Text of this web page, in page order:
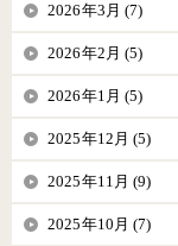
2026年3月 (7)
2026年2月 (5)
2026年1月 (5)
2025年12月 (5)
2025年11月 (9)
2025年10月 (7)